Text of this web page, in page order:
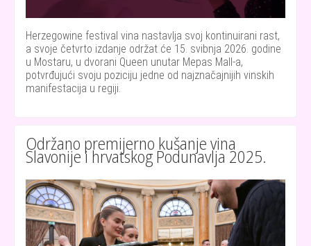
Herzegowine festival vina nastavlja svoj kontinuirani rast,
a svoje četvrto izdanje održat će 15. svibnja 2026. godine
u Mostaru, u dvorani Queen unutar Mepas Mall-a,
potvrđujući svoju poziciju jedne od najznačajnijih vinskih
manifestacija u regiji.
Održano premijerno kušanje vina
Slavonije i hrvatskog Podunavlja 2025.